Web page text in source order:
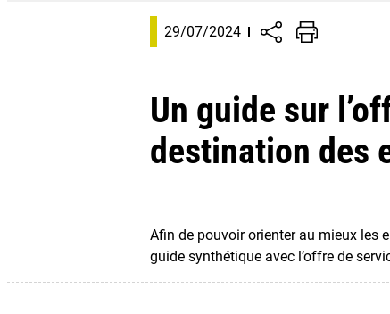
29/07/2024
Un guide sur
destination des
Afin de pouvoir orienter au mieux les
guide synthétique avec l’offre de